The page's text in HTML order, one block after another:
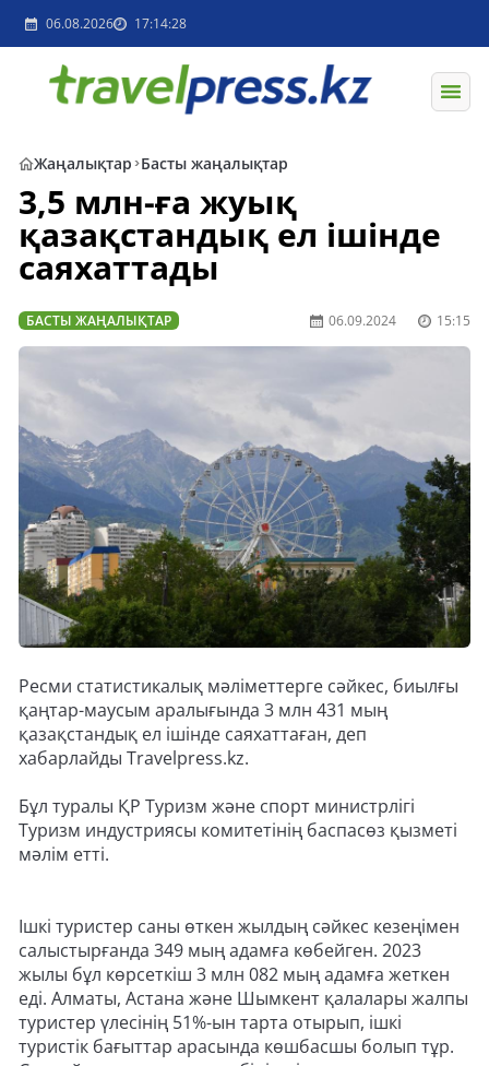
06.08.2026 17:14:28
Жаңалықтар Басты жаңалықтар
3,5 млн-ға жуық
қазақстандық ел ішінде
саяхаттады
БАСТЫ ЖАҢАЛЫҚТАР 06.09.2024 15:15
Ресми статистикалық мәліметтерге сәйкес, биылғы
қаңтар-маусым аралығында 3 млн 431 мың
қазақстандық ел ішінде саяхаттаған, деп
хабарлайды Travelpress.kz.
Бұл туралы ҚР Туризм және спорт министрлігі
Туризм индустриясы комитетінің баспасөз қызметі
мәлім етті.
Ішкі туристер саны өткен жылдың сәйкес кезеңімен
салыстырғанда 349 мың адамға көбейген. 2023
жылы бұл көрсеткіш 3 млн 082 мың адамға жеткен
еді. Алматы, Астана және Шымкент қалалары жалпы
туристер үлесінің 51%-ын тарта отырып, ішкі
туристік бағыттар арасында көшбасшы болып тұр.